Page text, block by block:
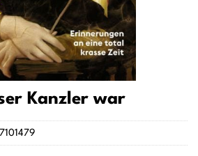
Kanzler war